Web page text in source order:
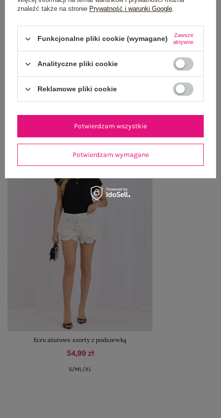
GŁÓWNE PARAMETRY
PRODUKTY ZE STYLIZACJI
Ecru ażurowe szorty z podszewką
54,99 zł
S/ML/XL
znaleźć także na stronie Prywatność i warunki Google.
Funkcjonalne pliki cookie (wymagane)
Zawsze
aktywne
Analityczne pliki cookie
Reklamowe pliki cookie
Potwierdzam wymagane
Potwierdzam wszystkie